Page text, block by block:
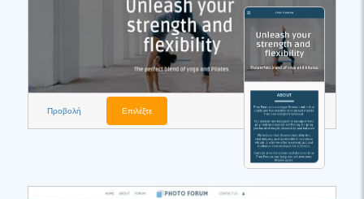
Προβολή Επιλέξτε